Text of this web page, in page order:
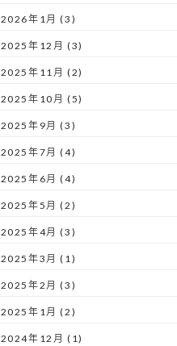
2026年1月 (3)
2025年12月 (3)
2025年11月 (2)
2025年10月 (5)
2025年9月 (3)
2025年7月 (4)
2025年6月 (4)
2025年5月 (2)
2025年4月 (3)
2025年3月 (1)
2025年2月 (3)
2025年1月 (2)
2024年12月 (1)